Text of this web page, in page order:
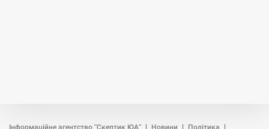
Інформаційне агентство "Скептик ЮА" Новини Політика